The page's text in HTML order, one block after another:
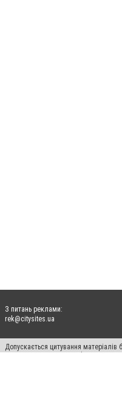
З питань реклами:
rek@citysites.ua
Допускається цитування
для пошукових систем